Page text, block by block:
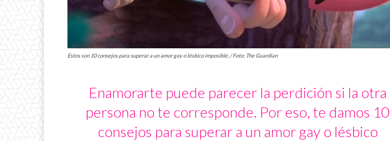
Estos son 10 consejos para superar a un amor gay o lésbico imposible. / Foto: The Guardian
Enamorarte puede parecer la perdición si la otra
persona no te corresponde. Por eso, te damos 10
consejos para superar a un amor gay o lésbico